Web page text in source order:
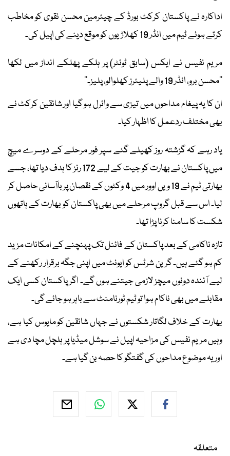
اداکارہ نے پاکستان کرکٹ بورڈ کے چیئرمین محسن نقوی کو مخاطب
کرتے ہوئے ٹیم میں انڈر 19 کھلاڑیوں کو موقع دینے کی اپیل کی۔
مریم نفیس نے ایکس (سابق ٹوئٹر) پر ہلکے پھلکے انداز میں لکھا
’’محسن برو، انڈر 19 والے پلیئرز کھلوالو، پلیز۔‘‘
ان کا یہ پیغام مداحوں میں تیزی سے وائرل ہو گیا اور شائقین کرکٹ نے
بھی مختلف ردعمل کا اظہار کیا۔
یاد رہے کہ گزشتہ روز کھیلے گئے سپر فور مرحلے کے دوسرے میچ
میں پاکستان نے بھارت کو جیت کے لیے 172 رنز کا ہدف دیا تھا، جسے
بھارتی ٹیم نے 19 ویں اوور میں 4 وکٹوں کے نقصان پر باآسانی حاصل کر
لیا۔ اس سے قبل گروپ مرحلے میں بھی پاکستان کو بھارت کے ہاتھوں
شکست کا سامنا کرنا پڑا تھا۔
تازہ ناکامی کے بعد پاکستان کے فائنل تک پہنچنے کے امکانات مزید
کم ہو گئے ہیں۔ گرین شرٹس کو ایونٹ میں اپنی جگہ برقرار رکھنے کے
لیے آئندہ دونوں میچز لازمی جیتنے ہوں گے۔ اگر پاکستان کسی ایک
مقابلے میں بھی ناکام ہوا تو ٹیم ٹورنامنٹ سے باہر ہو جائے گی۔
بھارت کے خلاف لگاتار شکستوں نے جہاں شائقین کو مایوس کیا ہے،
وہیں مریم نفیس کی مزاحیہ اپیل نے سوشل میڈیا پر ہلچل مچا دی ہے
اور یہ موضوع مداحوں کی گفتگو کا حصہ بن گیا ہے۔
متعلقہ